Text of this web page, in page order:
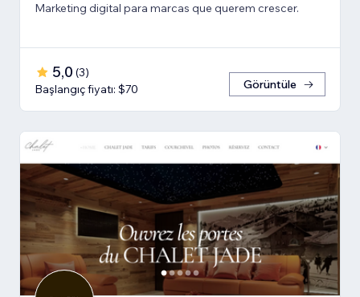
Marketing digital para marcas que querem crescer.
5,0 (3)
Başlangıç fiyatı: $70
Görüntüle